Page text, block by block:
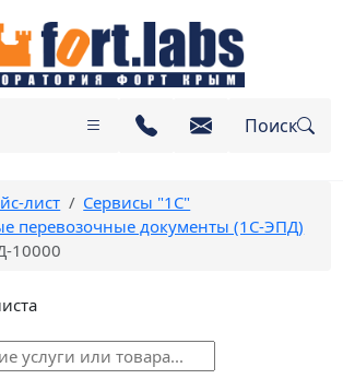
Поиск
лист
Сервисы "1С"
перевозочные документы (1С-ЭПД)
10000